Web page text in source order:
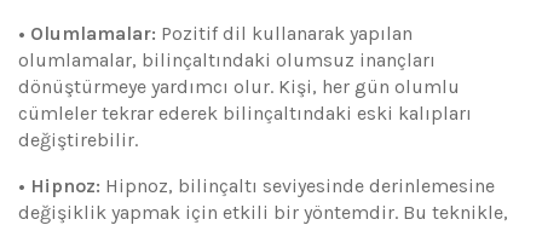
• Olumlamalar: Pozitif dil kullanarak yapılan
olumlamalar, bilinçaltındaki olumsuz inançları
dönüştürmeye yardımcı olur. Kişi, her gün olumlu
cümleler tekrar ederek bilinçaltındaki eski kalıpları
değiştirebilir.
• Hipnoz: Hipnoz, bilinçaltı seviyesinde derinlemesine
değişiklik yapmak için etkili bir yöntemdir. Bu teknikle,